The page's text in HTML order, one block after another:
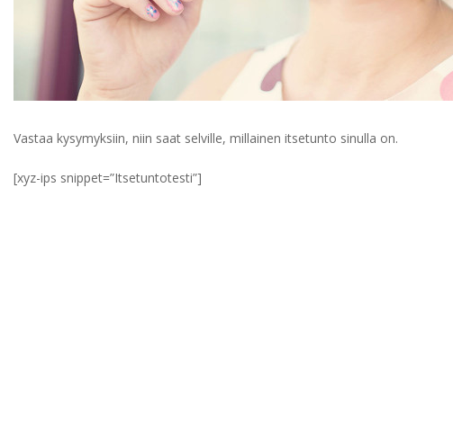
Vastaa kysymyksiin, niin saat selville, millainen itsetunto sinulla on.
[xyz-ips snippet=”Itsetuntotesti”]